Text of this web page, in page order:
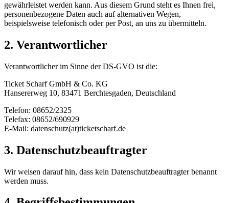
gewährleistet werden kann. Aus diesem Grund steht es Ihnen frei,
personenbezogene Daten auch auf alternativen Wegen,
beispielsweise telefonisch oder per Post, an uns zu übermitteln.
2. Verantwortlicher
Verantwortlicher im Sinne der DS-GVO ist die:
Ticket Scharf GmbH & Co. KG
Hansererweg 10, 83471 Berchtesgaden, Deutschland
Telefon: 08652/2325
Telefax: 08652/690929
E-Mail: datenschutz(at)ticketscharf.de
3. Datenschutzbeauftragter
Wir weisen darauf hin, dass kein Datenschutzbeauftragter benannt
werden muss.